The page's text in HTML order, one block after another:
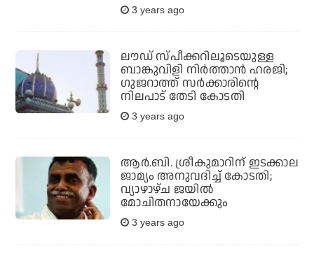
3 years ago
ലൗഡ് സ്പീക്കറിലൂടെയുള്ള
ബാങ്കുവിളി നിര്‍ത്താന്‍ ഹരജി;
ഗുജറാത്ത് സര്‍ക്കാരിന്റെ
നിലപാട് തേടി കോടതി
3 years ago
ആര്‍.ബി. ശ്രീകുമാറിന് ഇടക്കാല
ജാമ്യം അനുവദിച്ച് കോടതി;
വ്യാഴാഴ്ച ജയില്‍
മോചിതനായേക്കും
3 years ago